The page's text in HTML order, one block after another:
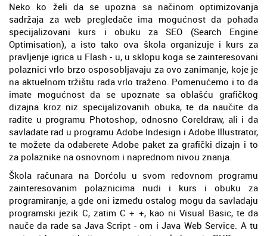
Neko ko želi da se upozna sa načinom optimizovanja
sadržaja za web pregledače ima mogućnost da pohađa
specijalizovani kurs i obuku za SEO (Search Engine
Optimisation), a isto tako ova škola organizuje i kurs za
pravljenje igrica u Flash - u, u sklopu koga se zainteresovani
polaznici vrlo brzo osposobljavaju za ovo zanimanje, koje je
na aktuelnom tržištu rada vrlo traženo. Pomenućemo i to da
imate mogućnost da se upoznate sa oblašću grafičkog
dizajna kroz niz specijalizovanih obuka, te da naučite da
radite u programu Photoshop, odnosno Coreldraw, ali i da
savladate rad u programu Adobe Indesign i Adobe Illustrator,
te možete da odaberete Adobe paket za grafički dizajn i to
za polaznike na osnovnom i naprednom nivou znanja.
Škola računara na Dorćolu u svom redovnom programu
zainteresovanim polaznicima nudi i kurs i obuku za
programiranje, a gde oni između ostalog mogu da savladaju
programski jezik C, zatim C + +, kao ni Visual Basic, te da
nauče da rade sa Java Script - om i Java Web Service. A tu